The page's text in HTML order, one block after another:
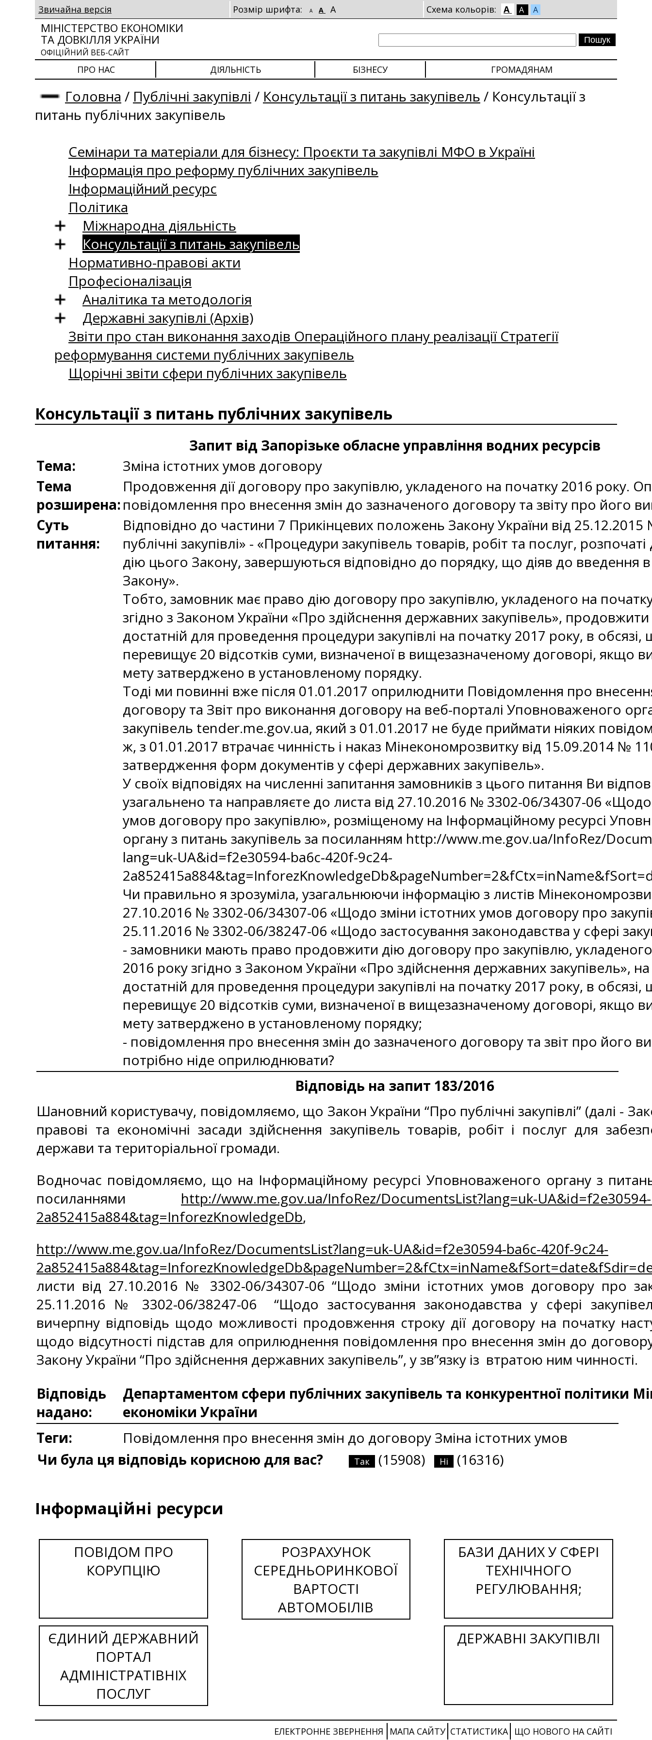
Звичайна версія Розмір шрифта: A A A Схема кольорів: A A A
МІНІСТЕРСТВО ЕКОНОМІКИ
ТА ДОВКІЛЛЯ УКРАЇНИ
ОФІЦІЙНИЙ ВЕБ-САЙТ
ПРО НАС ДІЯЛЬНІСТЬ БІЗНЕСУ ГРОМАДЯНАМ
Головна / Публічні закупівлі / Консультації з питань закупівель / Консультації з
питань публічних закупівель
Семінари та матеріали для бізнесу: Проєкти та закупівлі МФО в Україні
Інформація про реформу публічних закупівель
Інформаційний ресурс
Політика
Міжнародна діяльність
Консультації з питань закупівель
Нормативно-правові акти
Професіоналізація
Аналітика та методологія
Державні закупівлі (Архів)
Звіти про стан виконання заходів Операційного плану реалізації Стратегії
реформування системи публічних закупівель
Щорічні звіти сфери публічних закупівель
Консультації з питань публічних закупівель
Запит від Запорізьке обласне управління водних ресурсів
Тема:
Зміна істотних умов договору
Тема
розширена:
Продовження дії договору про закупівлю, укладеного на початку 2016 року.
повідомлення про внесення змін до зазначеного договору та звіту про його
Суть
питання:
Відповідно до частини 7 Прикінцевих положень Закону України від
публічні закупівлі» - «Процедури закупівель товарів, робіт та послуг,
дію цього Закону, завершуються відповідно до порядку, що діяв до введення
Закону».
Тобто, замовник має право дію договору про закупівлю, укладеного на
згідно з Законом України «Про здійснення державних закупівель»,
достатній для проведення процедури закупівлі на початку 2017 року, в
перевищує 20 відсотків суми, визначеної в вищезазначеному договорі, якщо
мету затверджено в установленому порядку.
Тоді ми повинні вже після 01.01.2017 оприлюднити Повідомлення про
договору та Звіт про виконання договору на веб-порталі Уповноваженого
закупівель tender.me.gov.ua, який з 01.01.2017 не буде приймати ніяких
ж, з 01.01.2017 втрачає чинність і наказ Мінекономрозвитку від 15.09.2014 №
затвердження форм документів у сфері державних закупівель».
У своїх відповідях на численні запитання замовників з цього питання Ви
узагальнено та направляєте до листа від 27.10.2016 № 3302-06/34307-06 «Щодо
умов договору про закупівлю», розміщеному на Інформаційному ресурсі
органу з питань закупівель за посиланням http://www.me.gov.ua/InfoRez/
lang=uk-UA&id=f2e30594-ba6c-420f-9c24-
Чи правильно я зрозуміла, узагальнюючи інформацію з листів
27.10.2016 № 3302-06/34307-06 «Щодо зміни істотних умов договору про
25.11.2016 № 3302-06/38247-06 «Щодо застосування законодавства у сфері
- замовники мають право продовжити дію договору про закупівлю,
2016 року згідно з Законом України «Про здійснення державних закупівель»,
достатній для проведення процедури закупівлі на початку 2017 року, в
перевищує 20 відсотків суми, визначеної в вищезазначеному договорі, якщо
мету затверджено в установленому порядку;
- повідомлення про внесення змін до зазначеного договору та звіт про його
потрібно ніде оприлюднювати?
Відповідь на запит 183/2016
Шановний користувачу, повідомляємо, що Закон України “Про публічні закупівлі” (далі -
правові та економічні засади здійснення закупівель товарів, робіт і послуг для
держави та територіальної громади.
Водночас повідомляємо, що на Інформаційному ресурсі Уповноваженого органу з
посиланнями http://www.me.gov.ua/InfoRez/DocumentsList?lang=uk-
2a852415a884&tag=InforezKnowledgeDb,
http://www.me.gov.ua/InfoRez/DocumentsList?lang=uk-UA&id=f2e30594-ba6c-420f-9c24-
листи від 27.10.2016 № 3302-06/34307-06 “Щодо зміни істотних умов договору про
25.11.2016 № 3302-06/38247-06 “Щодо застосування законодавства у сфері
вичерпну відповідь щодо можливості продовження строку дії договору на початку
щодо відсутності підстав для оприлюднення повідомлення про внесення змін до
Закону України “Про здійснення державних закупівель”, у зв”язку із втратою ним чинності.
Відповідь
надано:
Департаментом сфери публічних закупівель та конкурентної політики
економіки України
Теги:
Повідомлення про внесення змін до договору Зміна істотних умов
Чи була ця відповідь корисною для вас?
Так (15908) Ні (16316)
Інформаційні ресурси
ПОВІДОМ ПРО
КОРУПЦІЮ
РОЗРАХУНОК
СЕРЕДНЬОРИНКОВОЇ
ВАРТОСТІ
АВТОМОБІЛІВ
БАЗИ ДАНИХ У СФЕРІ
ТЕХНІЧНОГО
РЕГУЛЮВАННЯ;
ЄДИНИЙ ДЕРЖАВНИЙ
ПОРТАЛ
АДМІНІСТРАТІВНІХ
ПОСЛУГ
ДЕРЖАВНІ ЗАКУПІВЛІ
ЕЛЕКТРОННЕ ЗВЕРНЕННЯ МАПА САЙТУ СТАТИСТИКА ЩО НОВОГО НА САЙТІ